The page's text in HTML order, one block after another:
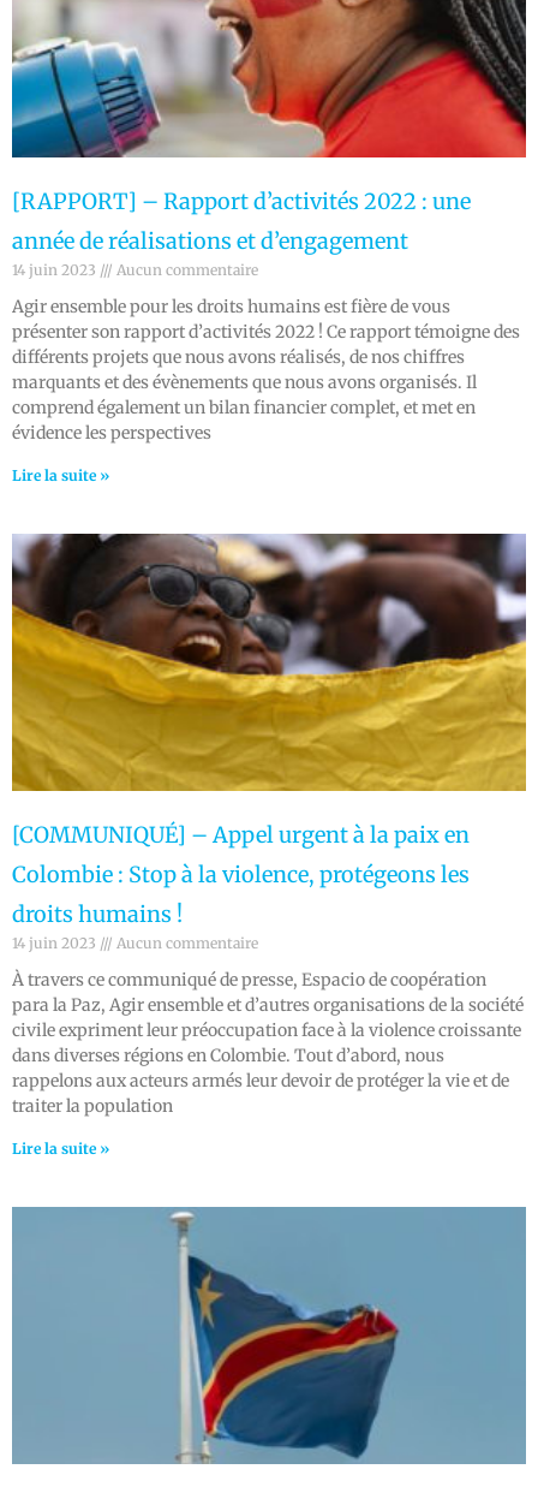
[RAPPORT] – Rapport d’activités 2022 : une
année de réalisations et d’engagement
14 juin 2023 Aucun commentaire
Agir ensemble pour les droits humains est fière de vous
présenter son rapport d’activités 2022 ! Ce rapport témoigne des
différents projets que nous avons réalisés, de nos chiffres
marquants et des évènements que nous avons organisés. Il
comprend également un bilan financier complet, et met en
évidence les perspectives
Lire la suite »
[COMMUNIQUÉ] – Appel urgent à la paix en
Colombie : Stop à la violence, protégeons les
droits humains !
14 juin 2023 Aucun commentaire
À travers ce communiqué de presse, Espacio de coopération
para la Paz, Agir ensemble et d’autres organisations de la société
civile expriment leur préoccupation face à la violence croissante
dans diverses régions en Colombie. Tout d’abord, nous
rappelons aux acteurs armés leur devoir de protéger la vie et de
traiter la population
Lire la suite »